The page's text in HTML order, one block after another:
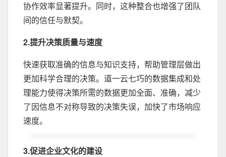
协作效率显著提升。同时，这种整合也增强了团队
间的信任与默契。
2.提升决策质量与速度
快速获取准确的信息与知识支持，帮助管理层做出
更加科学合理的决策。道一云七巧的数据集成和处
理能力使得决策所需的数据更加全面、准确，减少
了因信息不对称导致的决策失误，加快了市场响应
速度。
3.促进企业文化的建设